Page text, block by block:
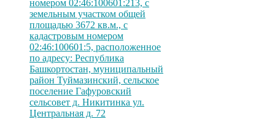
номером 02:46:100601:213, с
земельным участком общей
площадью 3672 кв.м., с
кадастровым номером
02:46:100601:5, расположенное
по адресу: Республика
Башкортостан, муниципальный
район Туймазинский, сельское
поселение Гафуровский
сельсовет д. Никитинка ул.
Центральная д. 72